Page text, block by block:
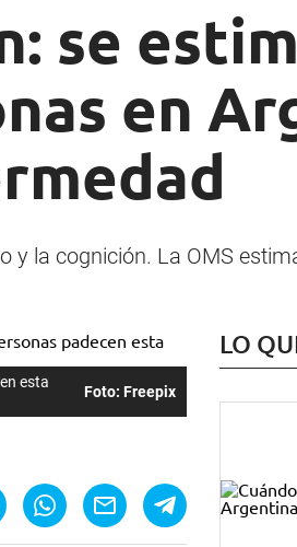
se
en
la cognición. La OMS
esta
Foto: Freepix
LO